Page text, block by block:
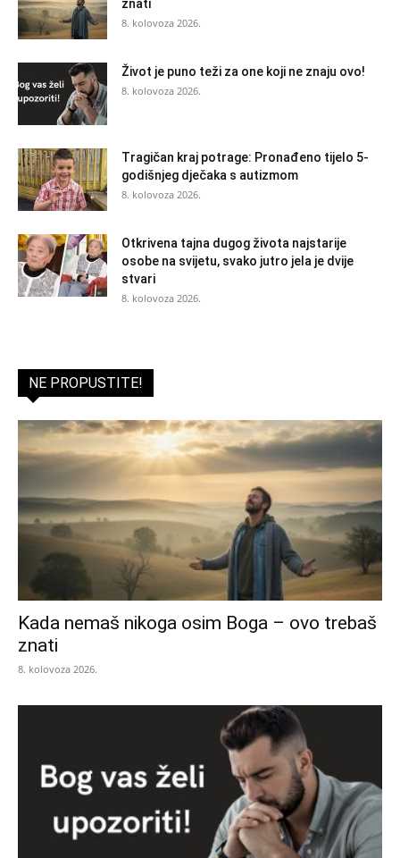
znati
8. kolovoza 2026.
Život je puno teži za one koji ne znaju ovo!
8. kolovoza 2026.
Tragičan kraj potrage: Pronađeno tijelo 5-
godišnjeg dječaka s autizmom
8. kolovoza 2026.
Otkrivena tajna dugog života najstarije
osobe na svijetu, svako jutro jela je dvije
stvari
8. kolovoza 2026.
NE PROPUSTITE!
Kada nemaš nikoga osim Boga – ovo trebaš
znati
8. kolovoza 2026.